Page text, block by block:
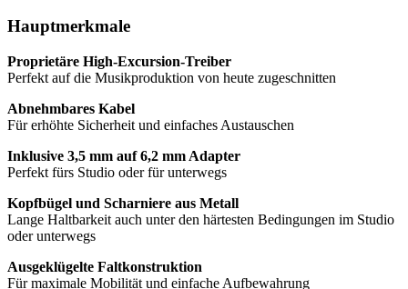
Hauptmerkmale
Proprietäre High-Excursion-Treiber
Perfekt auf die Musikproduktion von heute zugeschnitten
Abnehmbares Kabel
Für erhöhte Sicherheit und einfaches Austauschen
Inklusive 3,5 mm auf 6,2 mm Adapter
Perfekt fürs Studio oder für unterwegs
Kopfbügel und Scharniere aus Metall
Lange Haltbarkeit auch unter den härtesten Bedingungen im Studio
oder unterwegs
Ausgeklügelte Faltkonstruktion
Für maximale Mobilität und einfache Aufbewahrung